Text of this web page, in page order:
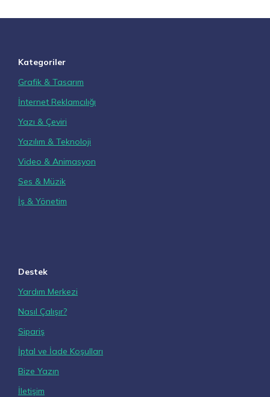
Kategoriler
Grafik & Tasarım
İnternet Reklamcılığı
Yazı & Çeviri
Yazılım & Teknoloji
Video & Animasyon
Ses & Müzik
İş & Yönetim
Destek
Yardım Merkezi
Nasıl Çalışır?
Sipariş
İptal ve İade Koşulları
Bize Yazın
İletişim